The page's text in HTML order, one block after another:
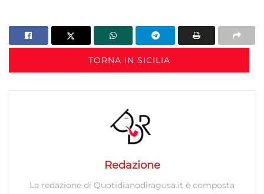
TORNA IN SICILIA
Redazione
La redazione di Quotidianodiragusa.it è composta